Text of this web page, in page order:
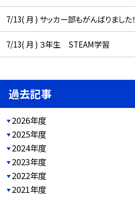
7/13( 月 ) サッカー部もがんばりました！
7/13( 月 ) ３年生 STEAM学習
過去記事
2026年度
2025年度
2024年度
2023年度
2022年度
2021年度